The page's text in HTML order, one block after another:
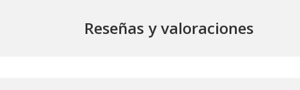
Reseñas y valoraciones